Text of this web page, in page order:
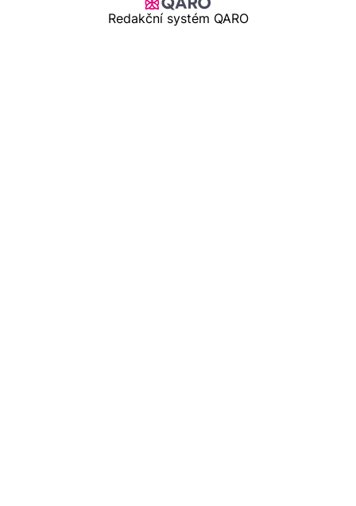
Redakční systém QARO